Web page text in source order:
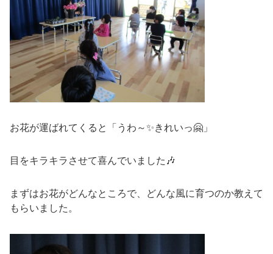
お花が運ばれてくると「うわ～✨きれいっ🤗」
目をキラキラさせて喜んでいました🎶
まずはお花がどんなところで、どんな風に育つのか教えて
もらいました。